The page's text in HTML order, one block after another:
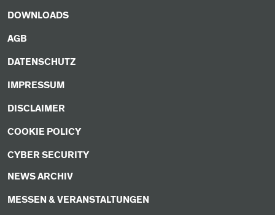
DOWNLOADS
AGB
DATENSCHUTZ
IMPRESSUM
DISCLAIMER
COOKIE POLICY
CYBER SECURITY
NEWS ARCHIV
MESSEN & VERANSTALTUNGEN